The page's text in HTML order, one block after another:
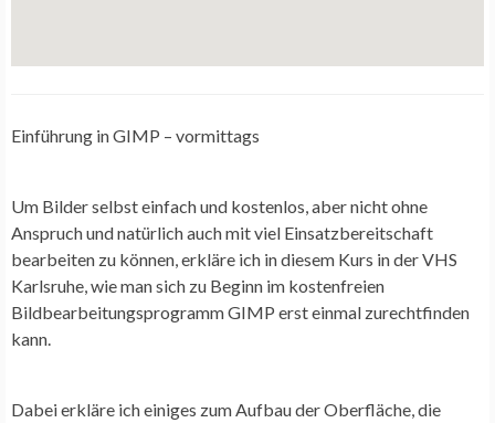
Einführung in GIMP – vormittags
Um Bilder selbst einfach und kostenlos, aber nicht ohne
Anspruch und natürlich auch mit viel Einsatzbereitschaft
bearbeiten zu können, erkläre ich in diesem Kurs in der VHS
Karlsruhe, wie man sich zu Beginn im kostenfreien
Bildbearbeitungsprogramm GIMP erst einmal zurechtfinden
kann.
Dabei erkläre ich einiges zum Aufbau der Oberfläche, die